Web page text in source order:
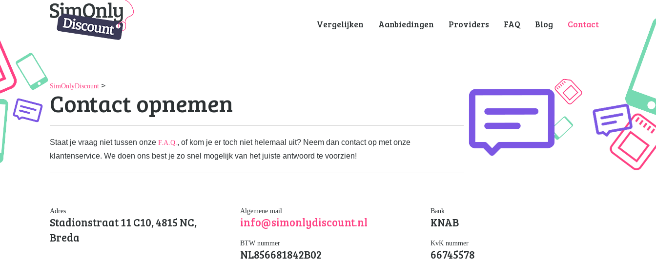
Vergelijken Aanbiedingen Providers FAQ Blog Contact
SimOnlyDiscount >
Contact opnemen
Staat je vraag niet tussen onze F.A.Q., of kom je er toch niet helemaal uit? Neem dan contact op met onze
klantenservice. We doen ons best je zo snel mogelijk van het juiste antwoord te voorzien!
Adres
Stadionstraat 11 C10,4815 NC,
Breda
Algemene mail
info@simonlydiscount.nl
BTW nummer
NL856681842B02
Bank
KNAB
KvK nummer
66745578